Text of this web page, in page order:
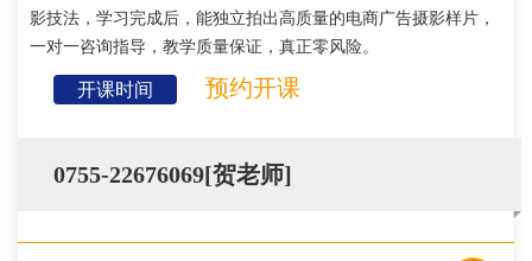
影技法，学习完成后，能独立拍出高质量的电商广告摄影样片，
一对一咨询指导，教学质量保证，真正零风险。
开课时间 预约开课
0755-22676069[贺老师]